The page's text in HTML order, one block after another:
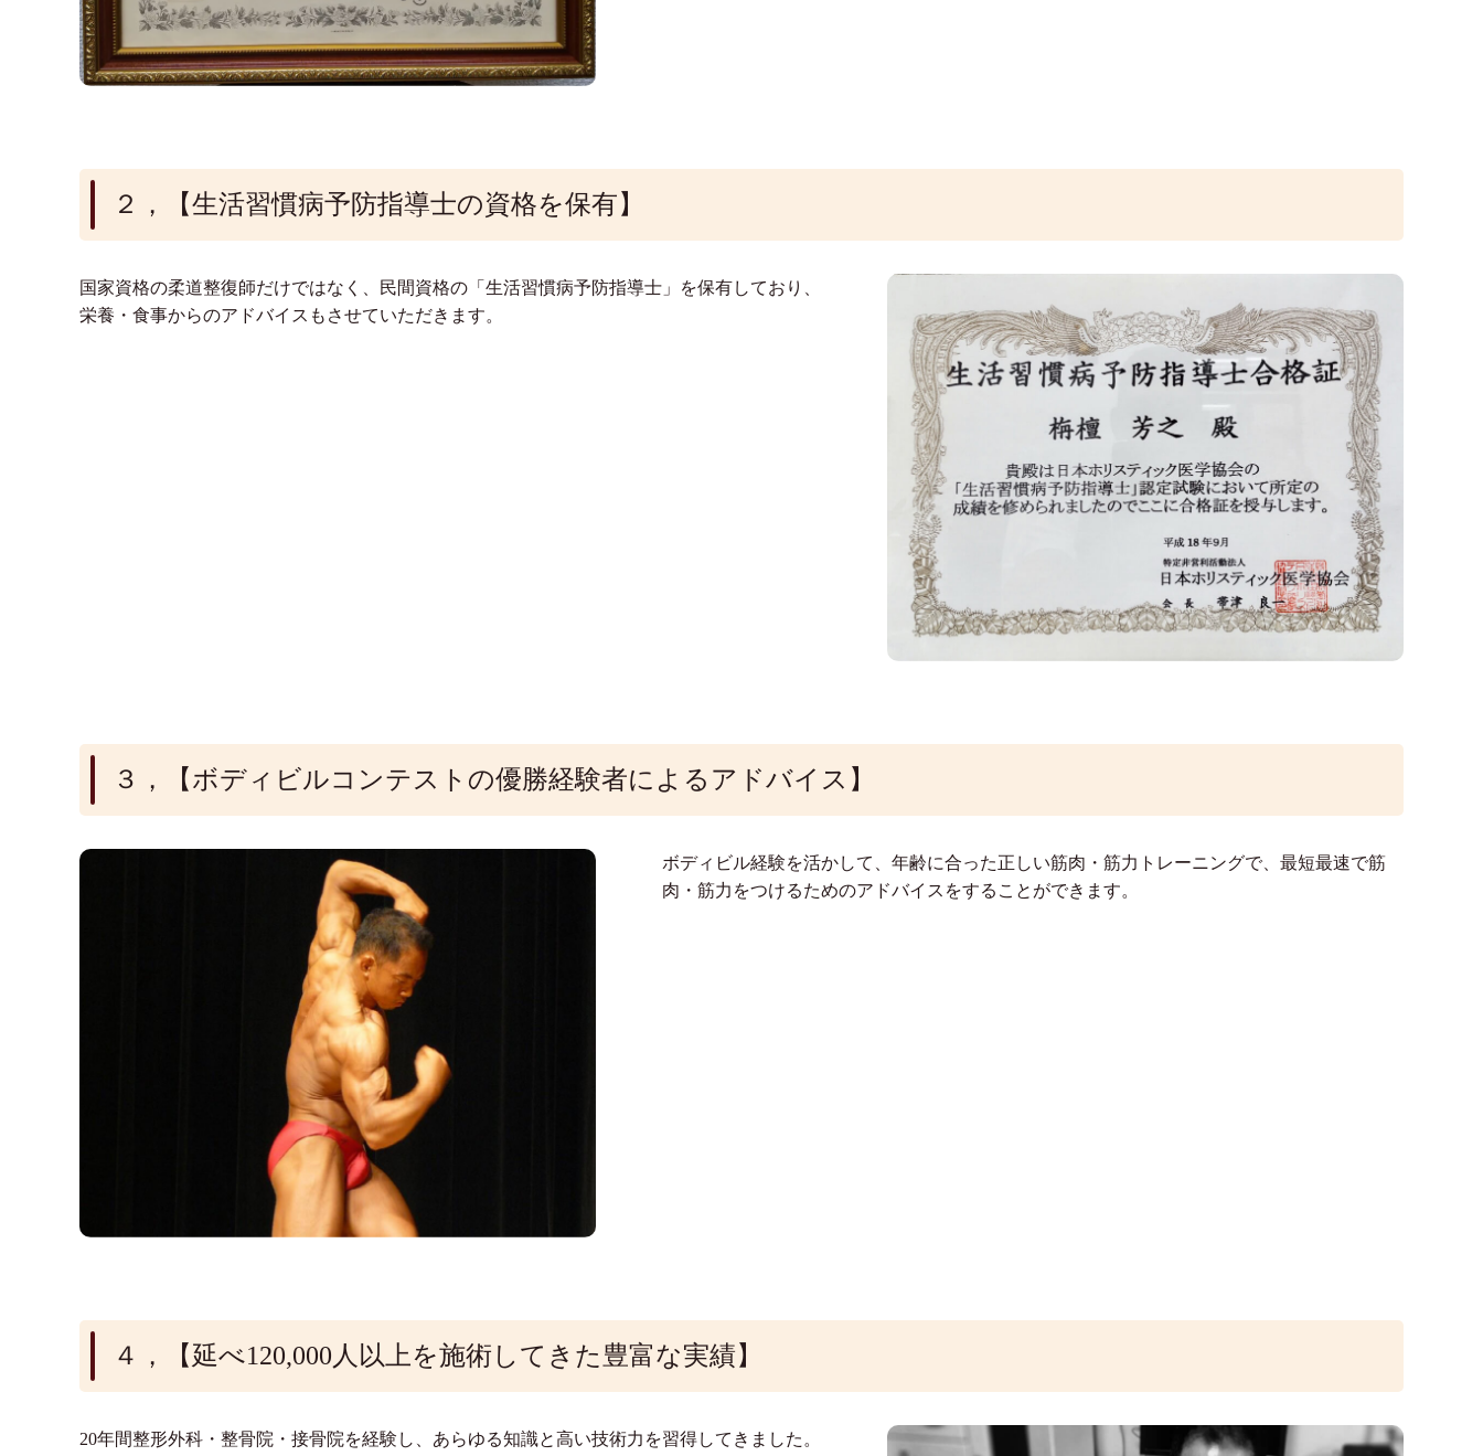
２，【生活習慣病予防指導士の資格を保有】
国家資格の柔道整復師だけではなく、民間資格の「生活習慣病予防指導士」を保有しており、
栄養・食事からのアドバイスもさせていただきます。
３，【ボディビルコンテストの優勝経験者によるアドバイス】
ボディビル経験を活かして、年齢に合った正しい筋肉・筋力トレーニングで、最短最速で筋
肉・筋力をつけるためのアドバイスをすることができます。
４，【延べ120,000人以上を施術してきた豊富な実績】
20年間整形外科・整骨院・接骨院を経験し、あらゆる知識と高い技術力を習得してきました。